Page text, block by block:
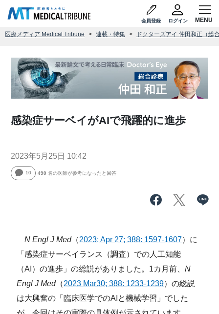
会員登録 ログイン
医療メディア Medical Tribune 連載・特集 ドクターズアイ 仲田和正（総
感染症サーベイがAIで飛躍的に進歩
2023年5月25日 10:42
10 490 名の医師が参考になったと回答
N Engl J Med（2023; Apr 27; 388: 1597-1607）に
「感染症サーベイランス（調査）での人工知能
（AI）の進歩」の総説がありました。1カ月前、N
Engl J Med（2023 Mar30; 388: 1233-1239）の総説
は大興奮の「臨床医学でのAIと機械学習」でした